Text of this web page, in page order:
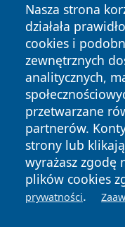
Nasza strona
działała
cookies i
zewnętrznych
analitycznych,
przetwarzane
partnerów.
strony lub
wyrażasz zgodę
plików cookies
prywatności.
Copyright © 2026
zastrzeżone.
News Autorzy